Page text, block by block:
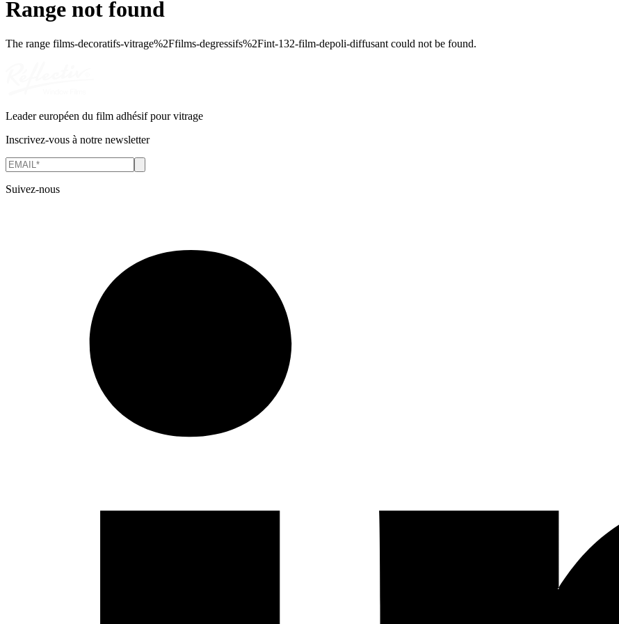
Range not found
The range films-decoratifs-vitrage%2Ffilms-degressifs%2Fint-132-film-depoli-diffusant could not be found.
Leader européen du film adhésif pour vitrage
Inscrivez-vous à notre newsletter
Suivez-nous